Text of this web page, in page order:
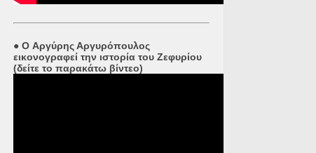
● O Αργύρης Αργυρόπουλος
εικονογραφεί την ιστορία του Ζεφυρίου
(δείτε το παρακάτω βίντεο)